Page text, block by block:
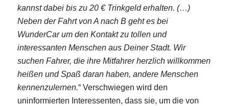
kannst dabei bis zu 20 € Trinkgeld erhalten. (…)
Neben der Fahrt von A nach B geht es bei
WunderCar um den Kontakt zu tollen und
interessanten Menschen aus Deiner Stadt. Wir
suchen Fahrer, die ihre Mitfahrer herzlich willkommen
heißen und Spaß daran haben, andere Menschen
kennenzulernen.“ Verschwiegen wird den
uninformierten Interessenten, dass sie, um die von